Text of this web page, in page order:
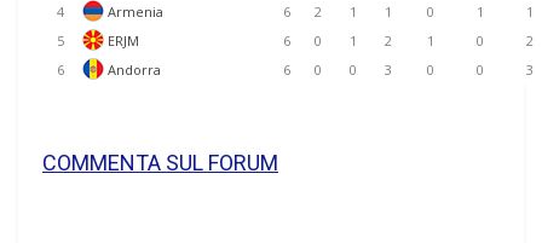
4
Armenia 6 2 1 1 0 1
1
5
ERJM 6 0 1 2 1 0
2
6
Andorra 6 0 0 3 0 0 3
COMMENTA SUL FORUM